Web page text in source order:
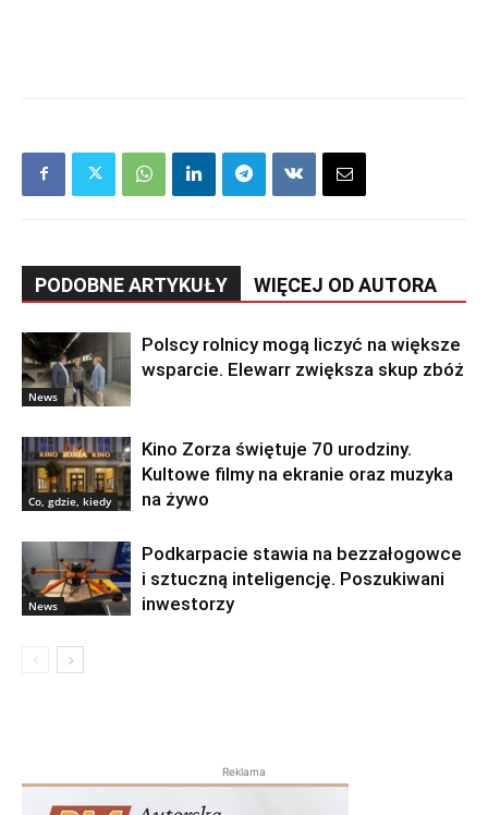
PODOBNE ARTYKUŁY WIĘCEJ OD AUTORA
News
Polscy rolnicy mogą liczyć na większe
wsparcie. Elewarr zwiększa skup zbóż
Co, gdzie, kiedy
Kino Zorza świętuje 70 urodziny.
Kultowe filmy na ekranie oraz muzyka
na żywo
News
Podkarpacie stawia na bezzałogowce
i sztuczną inteligencję. Poszukiwani
inwestorzy
Reklama